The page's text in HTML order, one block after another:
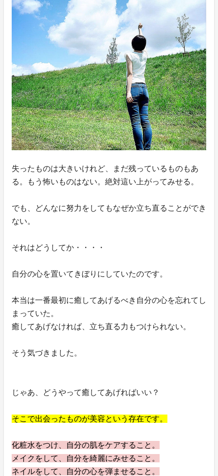
失ったものは大きいけれど、まだ残っているものもあ
る。もう怖いものはない。絶対這い上がってみせる。
でも、どんなに努力をしてもなぜか立ち直ることができ
ない。
それはどうしてか・・・・
自分の心を置いてきぼりにしていたのです。
本当は一番最初に癒してあげるべき自分の心を忘れてし
まっていた。
癒してあげなければ、立ち直る力もつけられない。
そう気づきました。
じゃあ、どうやって癒してあげればいい？
そこで出会ったものが美容という存在です。
化粧水をつけ、自分の肌をケアすること。
メイクをして、自分を綺麗にみせること。
ネイルをして、自分の心を弾ませること。